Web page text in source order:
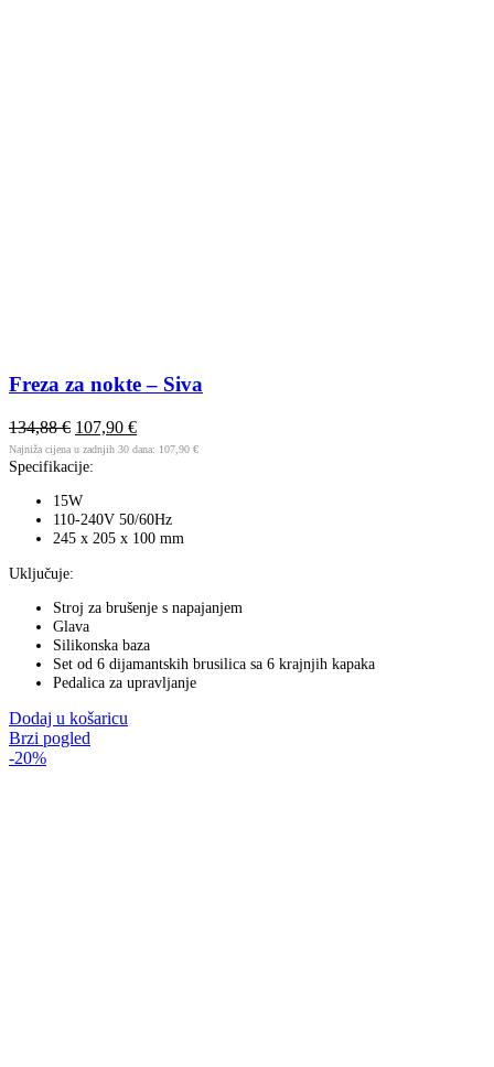
Freza za nokte – Siva
134,88€ 107,90 €
Najniža cijena u zadnjih 30 dana: 107,90 €
Specifikacije:
15W
110-240V 50/60Hz
245 x 205 x 100 mm
Uključuje:
Stroj za brušenje s napajanjem
Glava
Silikonska baza
Set od 6 dijamantskih brusilica sa 6 krajnjih kapaka
Pedalica za upravljanje
Dodaj u košaricu
Brzi pogled
-20%